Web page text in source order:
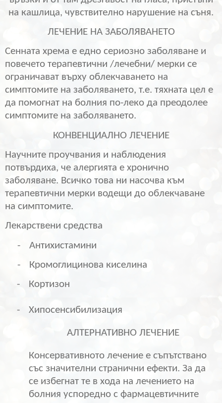
на кашлица, чувствително нарушение на съня.
ЛЕЧЕНИЕ НА ЗАБОЛЯВАНЕТО
Сенната хрема е едно сериозно заболяване и
повечето терапевтични /лечебни/ мерки се
ограничават върху облекчаването на
симптомите на заболяването, т.е. тяхната цел е
да помогнат на болния по-леко да преодолее
симптомите на заболяването.
КОНВЕНЦИАЛНО ЛЕЧЕНИЕ
Научните проучвания и наблюдения
потвърдиха, че алергията е хронично
заболяване. Всичко това ни насочва към
терапевтични мерки водещи до облекчаване
на симптомите.
Лекарствени средства
-
Антихистамини
-
Кромоглицинова киселина
-
Кортизон
- Хипосенсибилизация
АЛТЕРНАТИВНО ЛЕЧЕНИЕ
Консервативното лечение е съпътствано
със значителни странични ефекти. За да
се избегнат те в хода на лечението на
болния успоредно с фармацевтичните